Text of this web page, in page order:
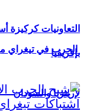
الحرب في تيغراي
لإريتريا والسودان
التعاونيات كركيزة
بإفريقيا